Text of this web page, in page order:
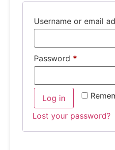
Username or email
Password *
Log in
Lost your password?